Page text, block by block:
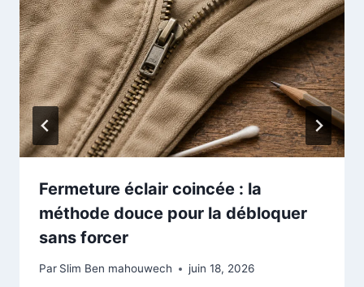
Fermeture éclair coincée : la
méthode douce pour la débloquer
sans forcer
Par Slim Ben mahouwech juin 18, 2026